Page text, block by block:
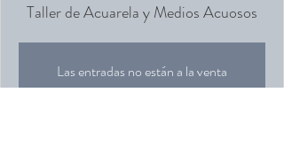
Taller de Acuarela y Medios Acuosos
Las entradas no están a la venta
Ver otros eventos